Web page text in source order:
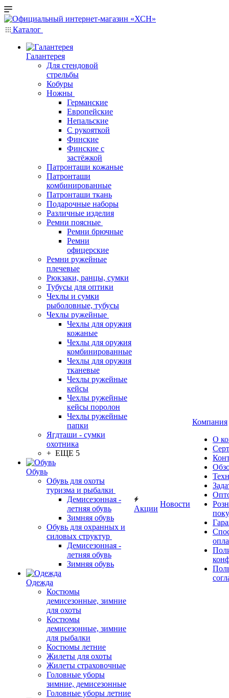
Каталог
Галантерея
Для стендовой
стрельбы
Кобуры
Ножны
Германские
Европейские
Непальские
С рукояткой
Финские
Финские с
застёжкой
Патронташи кожаные
Патронташи
комбинированные
Патронташи ткань
Подарочные наборы
Различные изделия
Ремни поясные
Ремни брючные
Ремни
офицерские
Ремни ружейные
плечевые
Рюкзаки, ранцы, сумки
Тубусы для оптики
Чехлы и сумки
рыболовные, тубусы
Чехлы ружейные
Чехлы для оружия
кожаные
Чехлы для оружия
комбинированные
Чехлы для оружия
тканевые
Чехлы ружейные
кейсы
Чехлы ружейные
кейсы поролон
Чехлы ружейные
папки
Ягдташи - сумки
охотника
+ ЕЩЕ 5
Обувь
Обувь для охоты
туризма и рыбалки
Демисезонная -
летняя обувь
Зимняя обувь
Обувь для охранных и
силовых структур
Демисезонная -
летняя обувь
Зимняя обувь
Одежда
Костюмы
демисезонные, зимние
для охоты
Костюмы
демисезонные, зимние
для рыбалки
Костюмы летние
Жилеты для охоты
Жилеты страховочные
Головные уборы
зимние, демисезонные
Головные уборы летние
Акции
Новости
Компания
О